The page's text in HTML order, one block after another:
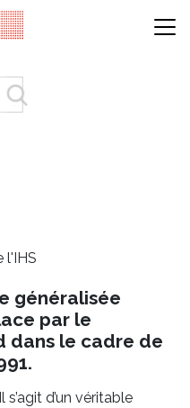
l'IHS
généralisée
par le
dans le cadre de
Il s’agit d’un véritable